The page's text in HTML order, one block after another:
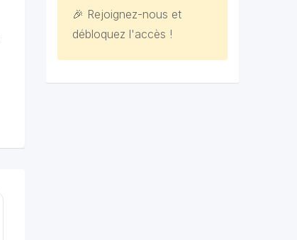
🎉 Rejoignez-nous et
débloquez l'accès !